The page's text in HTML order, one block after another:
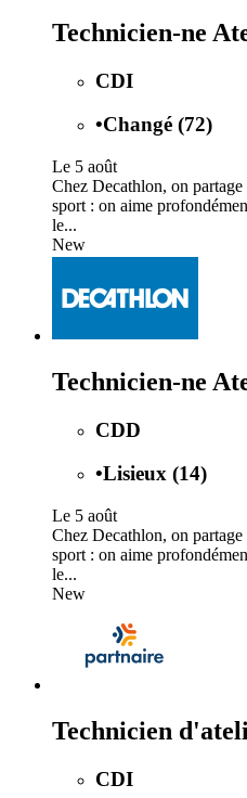
Technicien-ne
CDI
•Changé (72)
Le 5 août
Chez Decathlon, on
sport : on aime
le...
New
Technicien-ne
CDD
•Lisieux (14)
Le 5 août
Chez Decathlon, on
sport : on aime
le...
New
Technicien
CDI